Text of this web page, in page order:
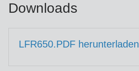
Downloads
LFR650.PDF herunterladen